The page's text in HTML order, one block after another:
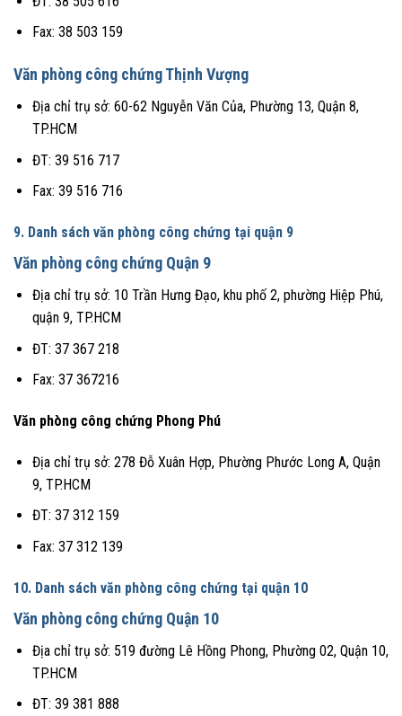
Fax: 38 503 159
Văn phòng công chứng Thịnh Vượng
Địa chỉ trụ sở: 60-62 Nguyễn Văn Của, Phường 13, Quận 8,
TP.HCM
ĐT: 39 516 717
Fax: 39 516 716
9. Danh sách văn phòng công chứng tại quận 9
Văn phòng công chứng Quận 9
Địa chỉ trụ sở: 10 Trần Hưng Đạo, khu phố 2, phường Hiệp Phú,
quận 9, TP.HCM
ĐT: 37 367 218
Fax: 37 367216
Văn phòng công chứng Phong Phú
Địa chỉ trụ sở: 278 Đỗ Xuân Hợp, Phường Phước Long A, Quận
9, TP.HCM
ĐT: 37 312 159
Fax: 37 312 139
10. Danh sách văn phòng công chứng tại quận 10
Văn phòng công chứng Quận 10
Địa chỉ trụ sở: 519 đường Lê Hồng Phong, Phường 02, Quận 10,
TP.HCM
ĐT: 39 381 888